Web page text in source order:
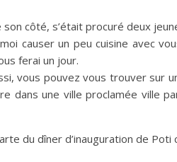
son côté, s’était procuré deux
causer un peu cuisine avec
ferai un jour.
vous pouvez vous trouver sur
dans une ville proclamée ville
du dîner d’inauguration de Poti